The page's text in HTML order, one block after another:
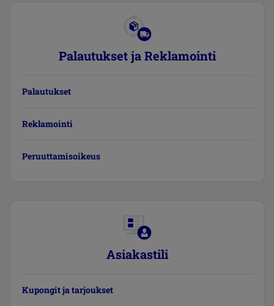
Palautukset ja Reklamointi
Palautukset
Reklamointi
Peruuttamisoikeus
Asiakastili
Kupongit ja tarjoukset